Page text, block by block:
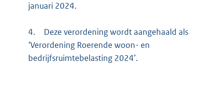
januari 2024.
4.
Deze verordening wordt aangehaald als
‘Verordening Roerende woon- en
bedrijfsruimtebelasting 2024’.